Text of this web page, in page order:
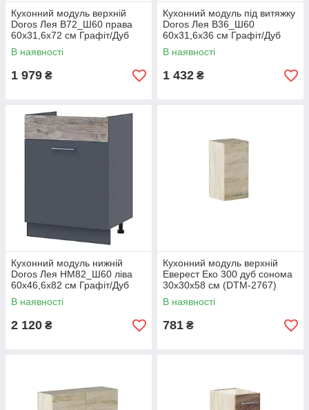
Кухонний модуль верхній
Doros Лея В72_Ш60 права
60х31,6х72 см Графіт/Дуб
клондайк (DRS-011369)
В наявності
1 979 ₴
Кухонний модуль під витяжку
Doros Лея В36_Ш60
60х31,6х36 см Графіт/Дуб
клондайк (DRS-011371)
В наявності
1 432 ₴
Кухонний модуль нижній
Doros Лея НМ82_Ш60 ліва
60х46,6х82 см Графіт/Дуб
клондайк (DRS-011372)
В наявності
2 120 ₴
Кухонний модуль верхній
Еверест Еко 300 дуб сонома
30х30х58 см (DTM-2767)
В наявності
781 ₴